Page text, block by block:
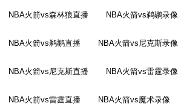
NBA火箭vs森林狼直播 NBA火箭vs鹈鹕录像
NBA火箭vs鹈鹕直播 NBA火箭vs尼克斯录像
NBA火箭vs尼克斯直播 NBA火箭vs雷霆录像
NBA火箭vs雷霆直播 NBA火箭vs魔术录像